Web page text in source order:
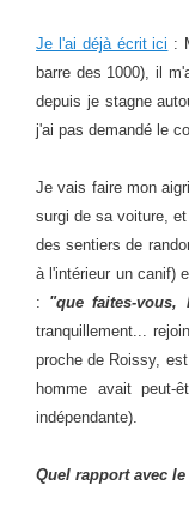
Je l'ai déjà écrit ici :
barre des 1000), il
depuis je stagne
j'ai pas demandé le
Je vais faire mon
surgi de sa voiture,
des sentiers de
à l'intérieur un canif)
: "que faites-
tranquillement...
proche de Roissy,
homme avait
indépendante).
Quel rapport avec